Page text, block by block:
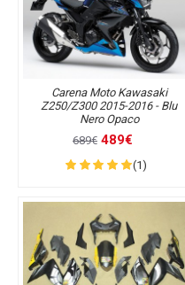
Carena Moto Kawasaki
Z250/Z300 2015-2016 - Blu
Nero Opaco
689€ 489€
(1)